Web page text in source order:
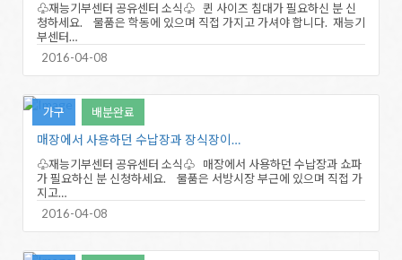
♧재능기부센터 공유센터 소식♧ 퀸 사이즈 침대가 필요하신 분 신
청하세요. 물품은 학동에 있으며 직접 가지고 가셔야 합니다. 재능기
부센터…
2016-04-08
가구 배분완료
매장에서 사용하던 수납장과 장식장이…
♧재능기부센터 공유센터 소식♧ 매장에서 사용하던 수납장과 쇼파
가 필요하신 분 신청하세요. 물품은 서방시장 부근에 있으며 직접 가
지고…
2016-04-08